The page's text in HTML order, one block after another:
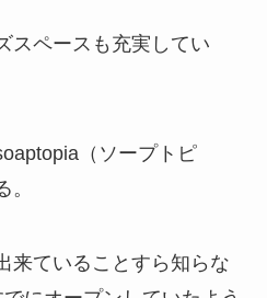
スペースも充実してい
（ソープトピ
来ていることすら知らな